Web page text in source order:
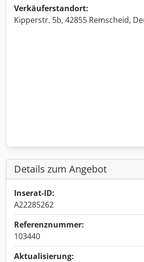
Verkäuferstandort:
Kipperstr. 5b, 42855 Remscheid,
Details zum Angebot
Inserat-ID:
A22285262
Referenznummer:
103440
Aktualisierung: